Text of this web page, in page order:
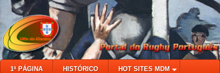
1ª PÁGINA HISTÓRICO HOT SITES MDM